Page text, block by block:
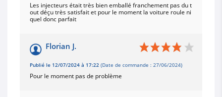
Les injecteurs était très bien emballé franchement pas du t
out déçu très satisfait et pour le moment la voiture roule ni
quel donc parfait
Florian J.
Publié le 12/07/2024 à 17:22 (Date de commande : 27/06/2024)
Pour le moment pas de problème